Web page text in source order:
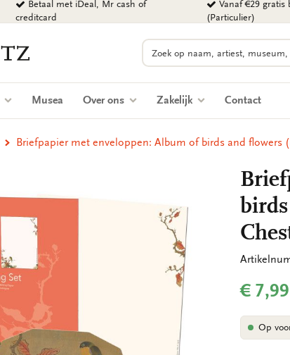
Betaal met iDeal, Mr cash of
creditcard
Vanaf €29 gratis
(Particulier)
Zoeken
Musea Over ons Zakelijk Contact
Briefpapier met enveloppen: Album of birds and flowers
€ 7,99
Op